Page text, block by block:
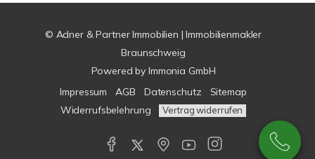
© Adner & Partner Immobilien | Immobilienmakler
Braunschweig
Powered by Immonia GmbH
Impressum
AGB Datenschutz
Sitemap
Widerrufsbelehrung
Vertrag widerrufen